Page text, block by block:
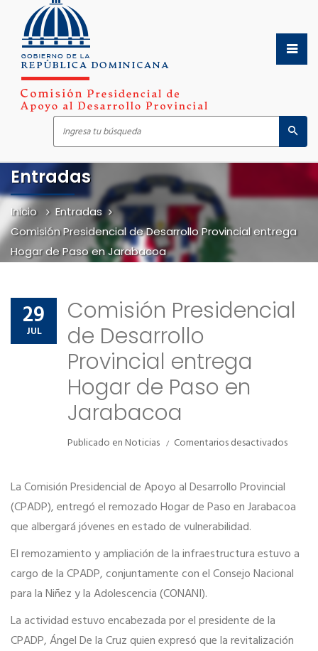
Inicio
Sobre Nosotros
Transparencia
Noticias
Comunidad de ayuda
Inicio
Sobre Nosotros
Servicios
Transparencia
Comunidad de ayuda
Entradas
Inicio
Entradas
Comisión Presidencial de Desarrollo Provincial entrega
Hogar de Paso en Jarabacoa
29
JUL
Comisión Presidencial
de Desarrollo
Provincial entrega
Hogar de Paso en
Jarabacoa
Publicado enNoticias Comentarios desactivadosen
de
Paso
La Comisión Presidencial de Apoyo al Desarrollo Provincial
(CPADP), entregó el remozado Hogar de Paso en Jarabacoa
que albergará jóvenes en estado de vulnerabilidad.
El remozamiento y ampliación de la infraestructura estuvo a
cargo de la CPADP, conjuntamente con el Consejo Nacional
para la Niñez y la Adolescencia (CONANI).
La actividad estuvo encabezada por el presidente de la
CPADP, Ángel De la Cruz quien expresó que la revitalización